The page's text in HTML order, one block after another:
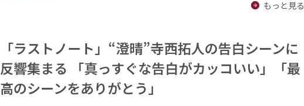
もっと見る
「ラストノート」“澄晴”寺西拓人の告白シーンに
反響集まる 「真っすぐな告白がカッコいい」「最
高のシーンをありがとう」